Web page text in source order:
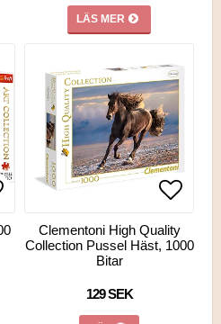
LÄS MER
till i favoritlistan
till i favoritlistanLägg
Clementoni High Quality
Collection Pussel Häst, 1000
Bitar
129 SEK